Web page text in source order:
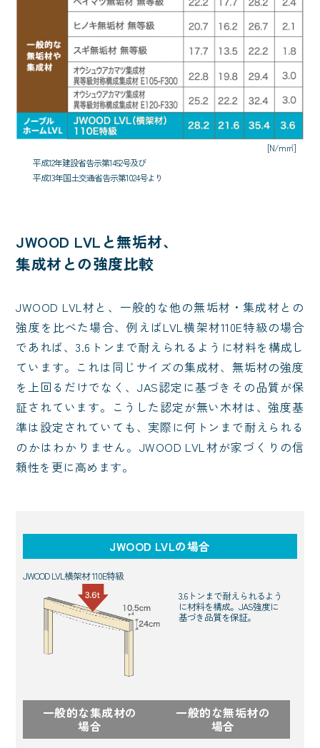
[N/m㎡]
平成12年建設省告示第1452号及び
平成13年国土交通省告示第1024号より
JWOOD LVLと無垢材、
集成材との強度比較
JWOOD LVL材と、一般的な他の無垢材・集成材との
強度を比べた場合、例えばLVL横架材110E特級の場合
であれば、3.6トンまで耐えられるように材料を構成し
ています。これは同じサイズの集成材、無垢材の強度
を上回るだけでなく、JAS認定に基づきその品質が保
証されています。こうした認定が無い木材は、強度基
準は設定されていても、実際に何トンまで耐えられる
のかはわかりません。JWOOD LVL材が家づくりの信
頼性を更に高めます。
JWOOD LVLの場合
JWOOD LVL横架材110E特級
3.6トンまで耐えられるよう
に材料を構成。JAS強度に
基づき品質を保証。
一般的な集成材の
場合
一般的な無垢材の
場合